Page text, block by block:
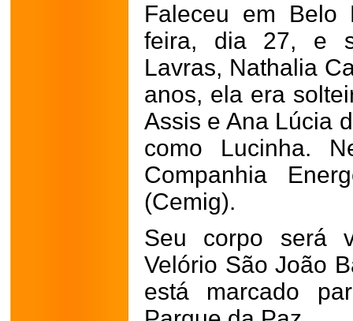
Faleceu em Belo
feira, dia 27, e
Lavras, Nathalia
anos, ela era
Assis e Ana Lúcia
como Lucinha.
Companhia
(Cemig).
Seu corpo será
Velório São João
está marcado